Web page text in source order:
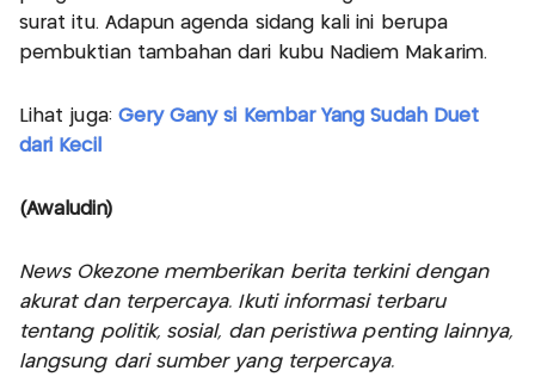
surat itu. Adapun agenda sidang kali ini berupa
pembuktian tambahan dari kubu Nadiem Makarim.
Lihat juga: Gery Gany si Kembar Yang Sudah Duet
dari Kecil
(Awaludin)
News Okezone memberikan berita terkini dengan
akurat dan terpercaya. Ikuti informasi terbaru
tentang politik, sosial, dan peristiwa penting lainnya,
langsung dari sumber yang terpercaya.